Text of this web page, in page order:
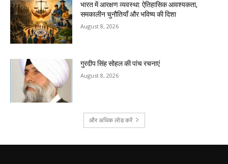
भारत में आरक्षण व्यवस्था: ऐतिहासिक आवश्यकता,
समकालीन चुनौतियाँ और भविष्य की दिशा
August 8, 2026
गुरदीप सिंह सोहल की पांच रचनाएं
August 8, 2026
और अधिक लोड करें